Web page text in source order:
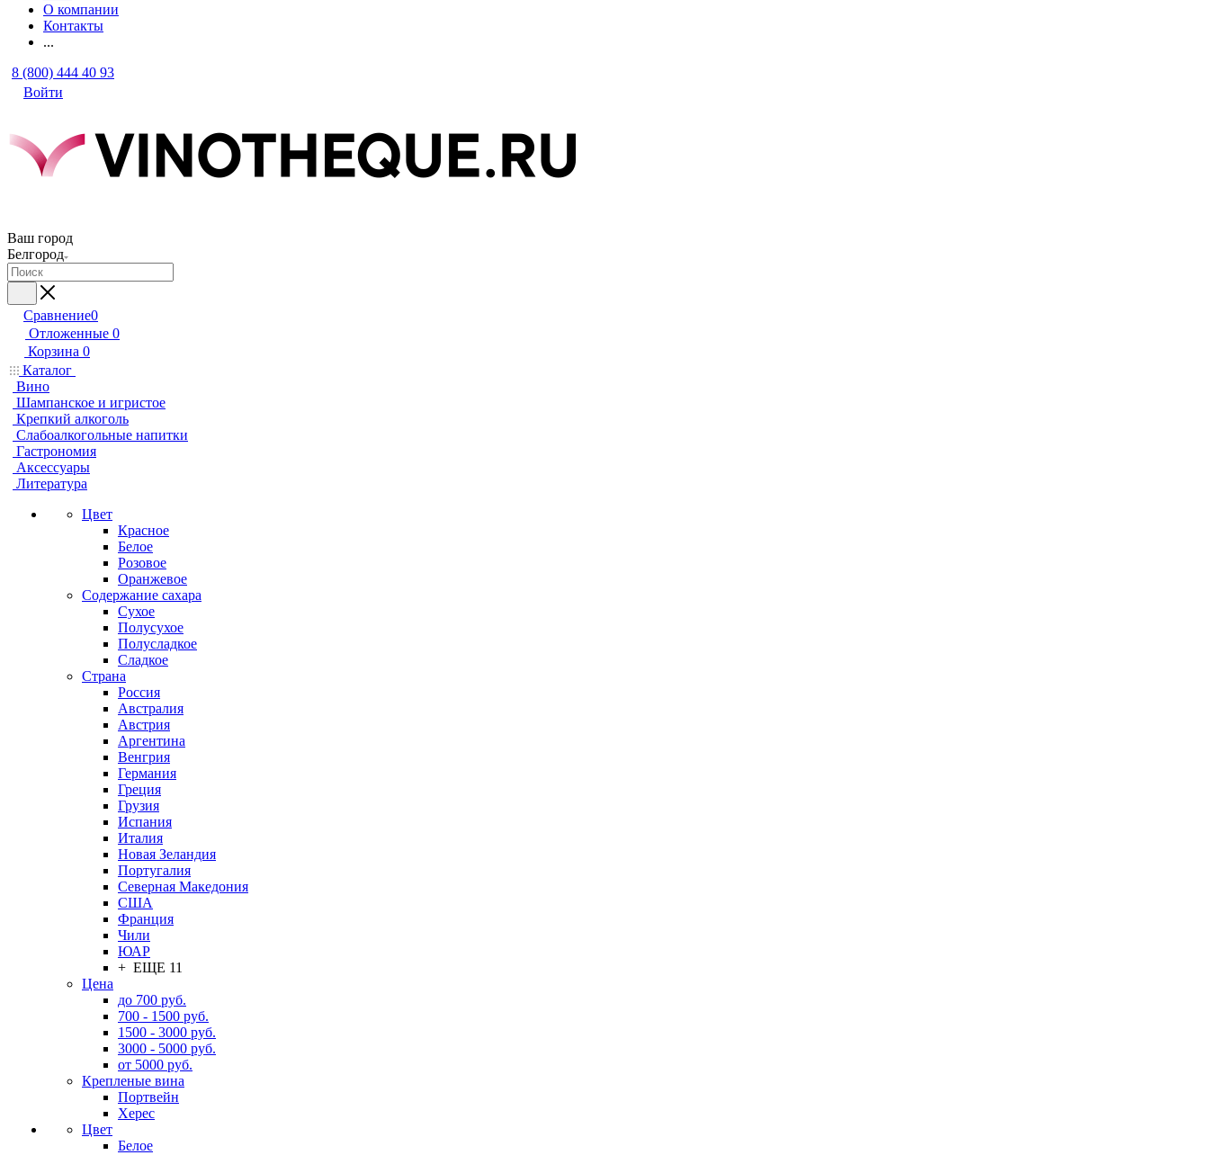
О компании
Контакты
...
8 (800) 444 40 93
Войти
Ваш город
Белгород
Сравнение0
Отложенные 0
Корзина 0
Каталог
Вино
Шампанское и игристое
Крепкий алкоголь
Слабоалкогольные напитки
Гастрономия
Аксессуары
Литература
Цвет
Красное
Белое
Розовое
Оранжевое
Содержание сахара
Сухое
Полусухое
Полусладкое
Сладкое
Страна
Россия
Австралия
Австрия
Аргентина
Венгрия
Германия
Греция
Грузия
Испания
Италия
Новая Зеландия
Португалия
Северная Македония
США
Франция
Чили
ЮАР
+ ЕЩЕ 11
Цена
до 700 руб.
700 - 1500 руб.
1500 - 3000 руб.
3000 - 5000 руб.
от 5000 руб.
Крепленые вина
Портвейн
Херес
Цвет
Белое